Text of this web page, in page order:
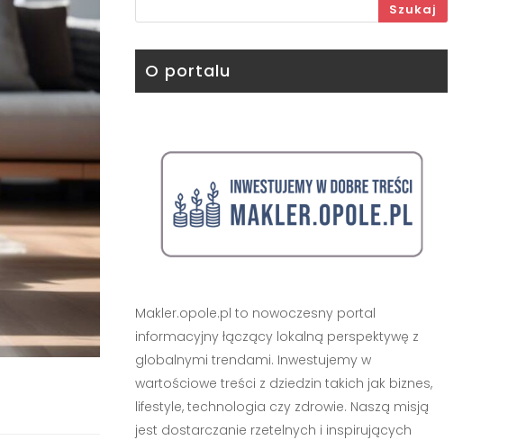
Szukaj
O portalu
Makler.opole.pl to nowoczesny portal
informacyjny łączący lokalną perspektywę z
globalnymi trendami. Inwestujemy w
wartościowe treści z dziedzin takich jak biznes,
lifestyle, technologia czy zdrowie. Naszą misją
jest dostarczanie rzetelnych i inspirujących